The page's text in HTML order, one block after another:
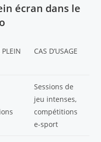
écran dans le
CAS D’USAGE
Sessions de
jeu intenses,
compétitions
e-sport